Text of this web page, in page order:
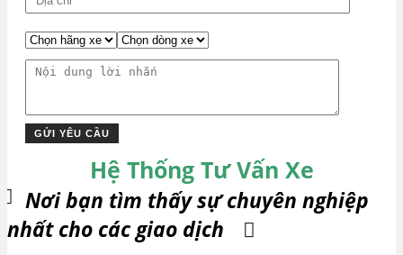
Hệ Thống Tư Vấn Xe
Nơi bạn tìm thấy sự chuyên nghiệp
nhất cho các giao dịch